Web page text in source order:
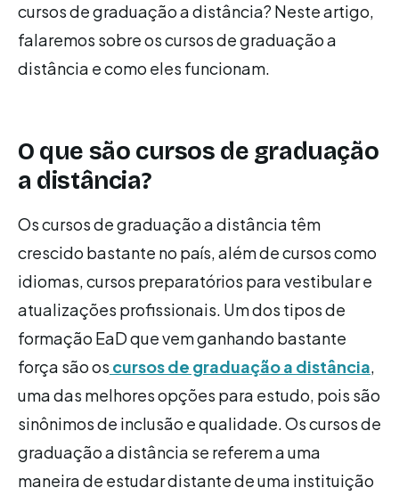
cursos de graduação a distância? Neste artigo,
falaremos sobre os cursos de graduação a
distância e como eles funcionam.
O que são cursos de graduação
a distância?
Os cursos de graduação a distância têm
crescido bastante no país, além de cursos como
idiomas, cursos preparatórios para vestibular e
atualizações profissionais. Um dos tipos de
formação EaD que vem ganhando bastante
força são os cursos de graduação a distância,
uma das melhores opções para estudo, pois são
sinônimos de inclusão e qualidade. Os cursos de
graduação a distância se referem a uma
maneira de estudar distante de uma instituição